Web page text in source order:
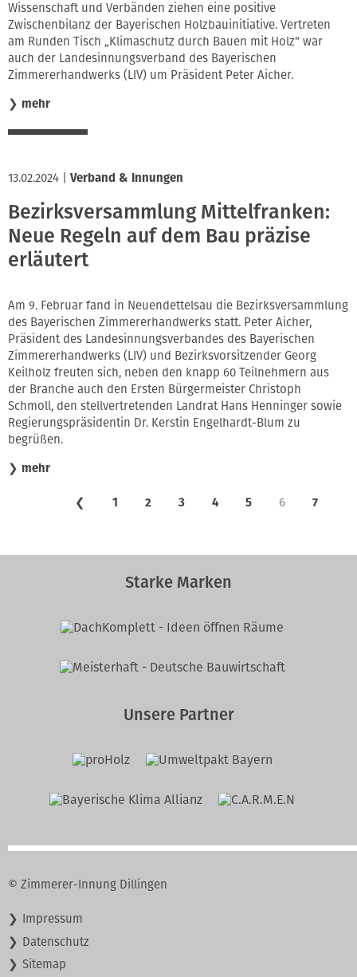
Wissenschaft und Verbänden ziehen eine positive
Zwischenbilanz der Bayerischen Holzbauinitiative. Vertreten
am Runden Tisch „Klimaschutz durch Bauen mit Holz“ war
auch der Landesinnungsverband des Bayerischen
Zimmererhandwerks (LIV) um Präsident Peter Aicher.
❯ mehr
13.02.2024 Verband & Innungen
Bezirksversammlung Mittelfranken:
Neue Regeln auf dem Bau präzise
erläutert
Am 9. Februar fand in Neuendettelsau die Bezirksversammlung
des Bayerischen Zimmererhandwerks statt. Peter Aicher,
Präsident des Landesinnungsverbandes des Bayerischen
Zimmererhandwerks (LIV) und Bezirksvorsitzender Georg
Keilholz freuten sich, neben den knapp 60 Teilnehmern aus
der Branche auch den Ersten Bürgermeister Christoph
Schmoll, den stellvertretenden Landrat Hans Henninger sowie
Regierungspräsidentin Dr. Kerstin Engelhardt-Blum zu
begrüßen.
❯ mehr
❮ 1 2 3 4 5 6 7
Starke Marken
Unsere Partner
© Zimmerer-Innung Dillingen
Navigation
Impressum
Datenschutz
Sitemap